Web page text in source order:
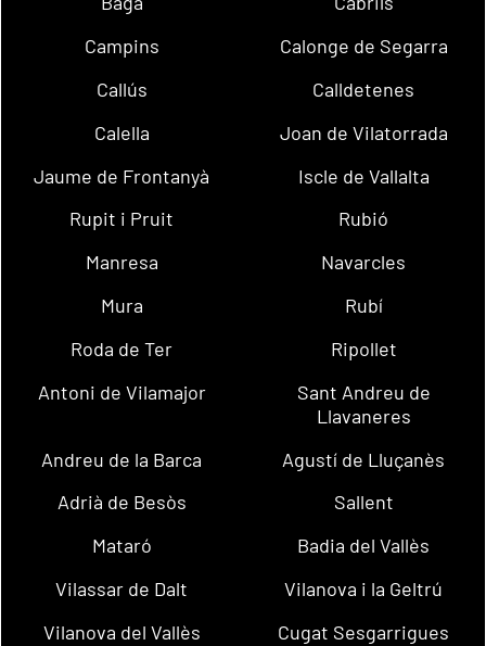
Campins
Calonge de Segarra
Callús
Calldetenes
Calella
Joan de Vilatorrada
Jaume de Frontanyà
Iscle de Vallalta
Rupit i Pruit
Rubió
Manresa
Navarcles
Mura
Rubí
Roda de Ter
Ripollet
Antoni de Vilamajor
Sant Andreu de
Llavaneres
Andreu de la Barca
Agustí de Lluçanès
Adrià de Besòs
Sallent
Mataró
Badia del Vallès
Vilassar de Dalt
Vilanova i la Geltrú
Vilanova del Vallès
Cugat Sesgarrigues